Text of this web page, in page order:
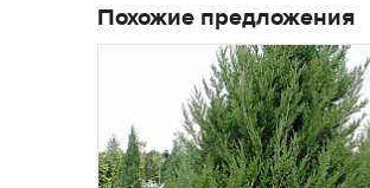
Похожие предложения